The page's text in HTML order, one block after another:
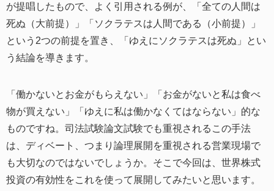
が提唱したもので、よく引用される例が、「全ての人間は
死ぬ（大前提）」「ソクラテスは人間である（小前提）」
という2つの前提を置き、「ゆえにソクラテスは死ぬ」とい
う結論を導きます。
「働かないとお金がもらえない」「お金がないと私は食べ
物が買えない」「ゆえに私は働かなくてはならない」的な
ものですね。司法試験論文試験でも重視されるこの手法
は、ディベート、つまり論理展開を重視される営業現場で
も大切なのではないでしょうか。そこで今回は、世界株式
投資の有効性をこれを使って展開してみたいと思います。